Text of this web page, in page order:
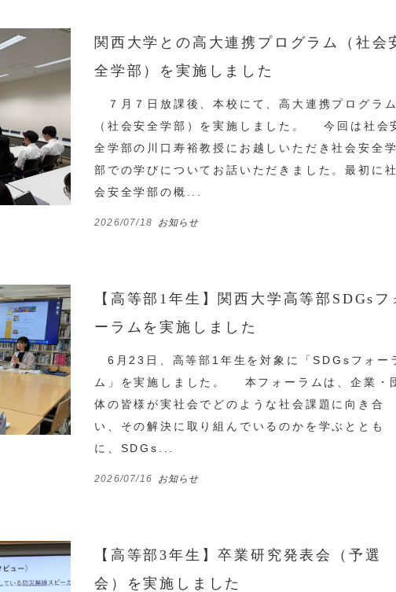
関西大学との高大連携プログラム（社会
全学部）を実施しました
７月７日放課後、本校にて、高大連携プログラム
（社会安全学部）を実施しました。 今回は社会
全学部の川口寿裕教授にお越しいただき社会安全学
部での学びについてお話いただきました。最初に社
会安全学部の概...
2026/07/18 お知らせ
【高等部1年生】関西大学高等部SDGsフ
ーラムを実施しました
6月23日、高等部1年生を対象に「SDGsフォー
ム」を実施しました。 本フォーラムは、企業・
体の皆様が実社会でどのような社会課題に向き合
い、その解決に取り組んでいるのかを学ぶととも
に、SDGs...
2026/07/16 お知らせ
【高等部3年生】卒業研究発表会（予選
会）を実施しました